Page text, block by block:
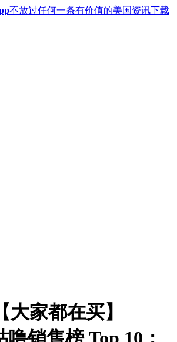
不放过任何一条有价值的美国资讯下载
大家都在买】